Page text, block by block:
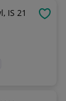
IS 21